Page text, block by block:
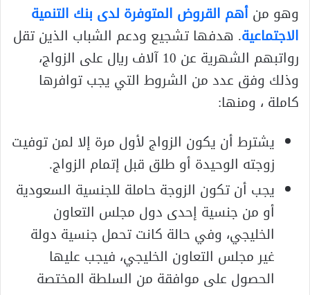
وهو منأهم القروض المتوفرة لدى بنك التنمية
الاجتماعية. هدفها تشجيع ودعم الشباب الذين تقل
رواتبهم الشهرية عن 10 آلاف ريال على الزواج،
وذلك وفق عدد من الشروط التي يجب توافرها
كاملة ، ومنها:
يشترط أن يكون الزواج لأول مرة إلا لمن توفيت
زوجته الوحيدة أو طلق قبل إتمام الزواج.
يجب أن تكون الزوجة حاملة للجنسية السعودية
أو من جنسية إحدى دول مجلس التعاون
الخليجي، وفي حالة كانت تحمل جنسية دولة
غير مجلس التعاون الخليجي، فيجب عليها
الحصول على موافقة من السلطة المختصة